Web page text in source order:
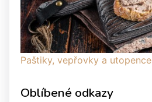
Paštiky, vepřovky a utopence
Oblíbené odkazy